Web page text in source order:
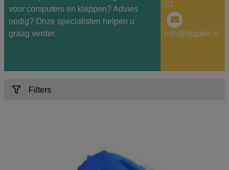
voor computers en kleppen? Advies
nodig? Onze specialisten helpen u
graag verder.
87
info@stadex.nl
Filters